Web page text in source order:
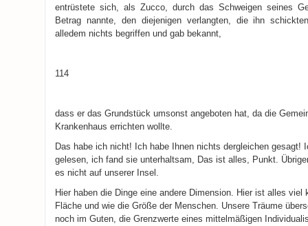
entrüstete sich, als Zucco, durch das Schweigen seines
Betrag nannte, den diejenigen verlangten, die ihn
alledem nichts begriffen und gab bekannt,
114
dass er das Grundstück umsonst angeboten hat, da die
Krankenhaus errichten wollte.
Das habe ich nicht! Ich habe Ihnen nichts dergleichen gesagt!
gelesen, ich fand sie unterhaltsam, Das ist alles, Punkt.
es nicht auf unserer Insel.
Hier haben die Dinge eine andere Dimension. Hier ist alles viel
Fläche und wie die Größe der Menschen. Unsere Träume
noch im Guten, die Grenzwerte eines mittelmäßigen